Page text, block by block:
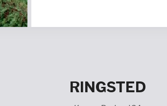
RINGSTED